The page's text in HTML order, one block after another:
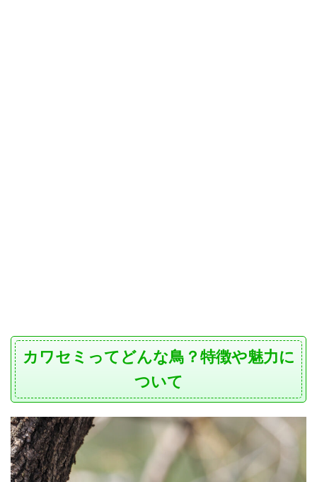
カワセミってどんな鳥？特徴や魅力に
ついて